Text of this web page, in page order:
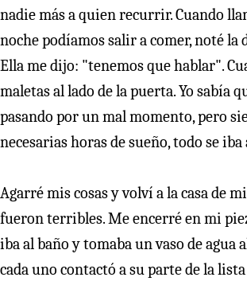
nadie más a quien recurrir. Cuando
noche podíamos salir a comer, noté
Ella me dijo: "tenemos que hablar".
maletas al lado de la puerta. Yo sabía
pasando por un mal momento, pero
necesarias horas de sueño, todo se iba
Agarré mis cosas y volví a la casa de
fueron terribles. Me encerré en mi
iba al baño y tomaba un vaso de
cada uno contactó a su parte de la